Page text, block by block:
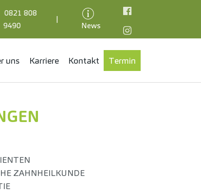
0821 808
9490
|
News
Facebook
uns Karriere Kontakt Termin
ZAHNHEILKUNDE